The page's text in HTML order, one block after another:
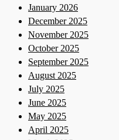
January 2026
December 2025
November 2025
October 2025
September 2025
August 2025
July 2025
June 2025
May 2025
April 2025